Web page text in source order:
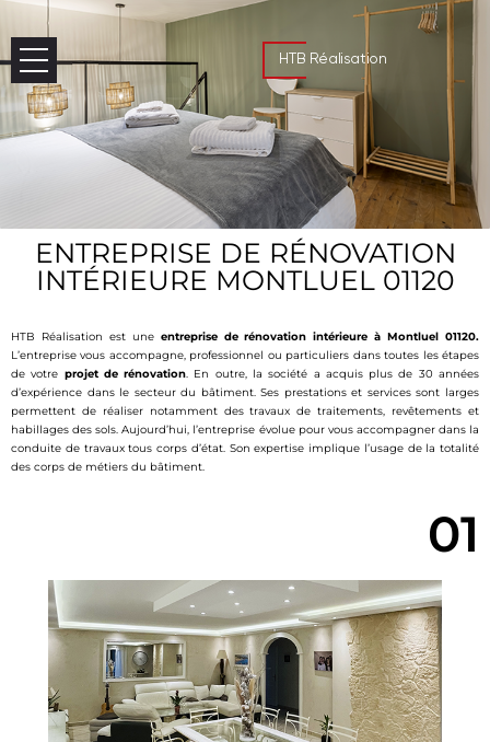
HTB Réalisation
ENTREPRISE DE RÉNOVATION
INTÉRIEURE MONTLUEL 01120
HTB Réalisation est une entreprise de rénovation intérieure à Montluel 01120.
L’entreprise vous accompagne, professionnel ou particuliers dans toutes les étapes
de votre projet de rénovation. En outre, la société a acquis plus de 30 années
d’expérience dans le secteur du bâtiment. Ses prestations et services sont larges
permettent de réaliser notamment des travaux de traitements, revêtements et
habillages des sols. Aujourd’hui, l’entreprise évolue pour vous accompagner dans la
conduite de travaux tous corps d’état. Son expertise implique l’usage de la totalité
des corps de métiers du bâtiment.
01